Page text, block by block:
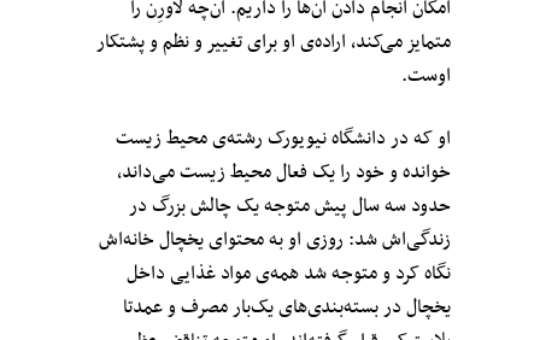
امکان انجام دادن آن‌ها را داریم. آن‌چه لاورِن را
متمایز می‌کند، اراده‌ی او برای تغییر و نظم و پشتکار
اوست.
او که در دانشگاه نیویورک رشته‌ی محیط زیست
خوانده و خود را یک فعال محیط زیست می‌داند،
حدود سه سال پیش متوجه یک چالش بزرگ در
زندگی‌اش شد: روزی او به محتوای یخچال خانه‌اش
نگاه کرد و متوجه شد همه‌ی مواد غذایی داخل
یخچال در بسته‌بندی‌های یک‌بار مصرف و عمدتا